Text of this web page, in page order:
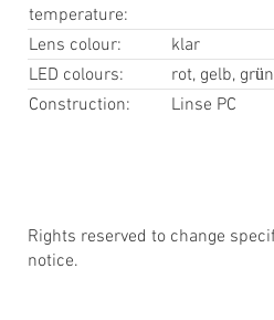
temperature:
Lens colour:
klar
LED colours:
rot, gelb,
Construction:
Linse PC
Rights reserved to change
notice.